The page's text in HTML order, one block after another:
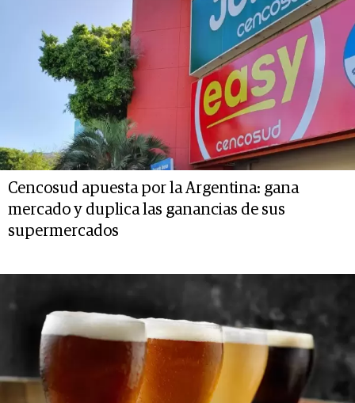
Cencosud apuesta por la Argentina: gana
mercado y duplica las ganancias de sus
supermercados